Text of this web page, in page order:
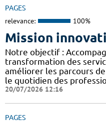
PAGES
relevance: 100%
Mission
Notre objectif :
transformation des
améliorer les parcours
le quotidien des
20/07/2026 12:16
PAGES